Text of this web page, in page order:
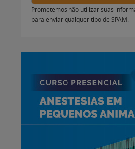
Prometemos não utilizar suas
para enviar qualquer tipo de SPAM.